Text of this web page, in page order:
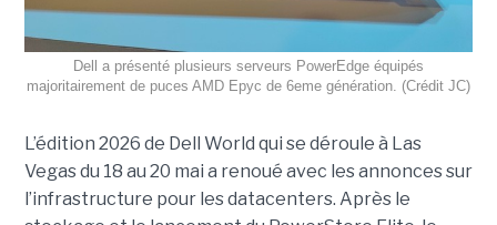
Dell a présenté plusieurs serveurs PowerEdge équipés
majoritairement de puces AMD Epyc de 6eme génération. (Crédit JC)
L’édition 2026 de Dell World qui se déroule à Las
Vegas du 18 au 20 mai a renoué avec les annonces sur
l’infrastructure pour les datacenters. Après le